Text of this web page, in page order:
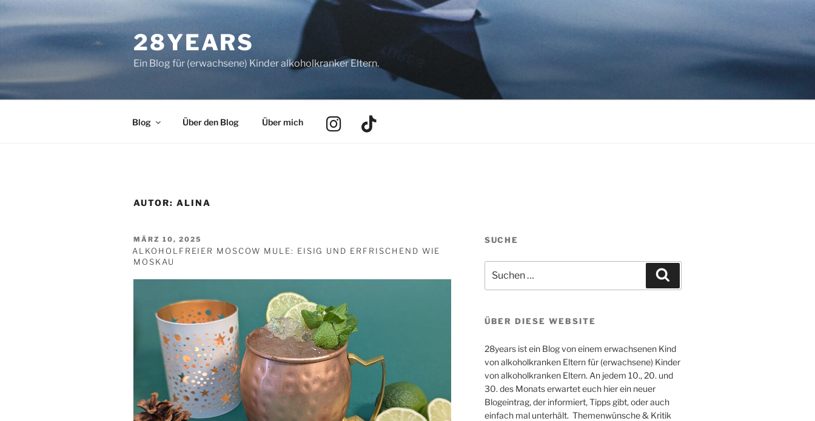
Zum
springen
28YEARS
Ein Blog für (erwachsene) Kinder alkoholkranker Eltern.
Blog Über den Blog Über mich
AUTOR: ALINA
VERÖFFENTLICHT
AM
MÄRZ 10, 2025
ALKOHOLFREIER MOSCOW MULE: EISIG UND ERFRISCHEND WIE
MOSKAU
SUCHE
nach:
ÜBER DIESE WEBSITE
28years ist ein Blog von einem erwachsenen Kind
von alkoholkranken Eltern für (erwachsene) Kinder
von alkoholkranken Eltern. An jedem 10., 20. und
30. des Monats erwartet euch hier ein neuer
Blogeintrag, der informiert, Tipps gibt, oder auch
einfach mal unterhält. Themenwünsche & Kritik